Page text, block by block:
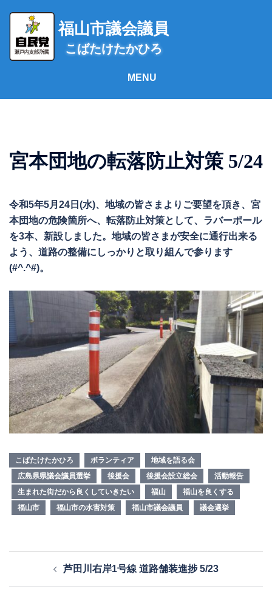
ス
福山市議会議員
こばたけたかひろ
宮本団地の転落防止対策 5/24
令和5年5月24日(水)、地域の皆さまよりご要望を頂き、宮
本団地の危険箇所へ、転落防止対策として、ラバーポール
を3本、新設しました。地域の皆さまが安全に通行出来る
よう、道路の整備にしっかりと取り組んで参ります
(#^.^#)。
こばたけたかひろ ボランティア
地域を語る会
広島県県議会議員選挙
後援会 後援会設立総会
活動報告
生まれた街だから良くしていきたい
福山
福山を良くする
福山市
福山市の水害対策 福山市議会議員 議会選挙
芦田川右岸1号線 道路舗装進捗 5/23